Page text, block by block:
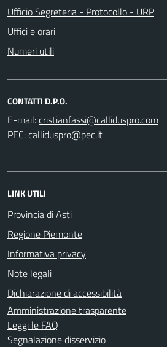
Ufficio Segreteria - Protocollo - URP
Uffici e orari
Numeri utili
CONTATTI D.P.O.
E-mail:
PEC:
LINK UTILI
Provincia di Asti
Regione Piemonte
Informativa privacy
Note legali
Dichiarazione di accessibilità
Amministrazione trasparente
Leggi le FAQ
Segnalazione disservizio